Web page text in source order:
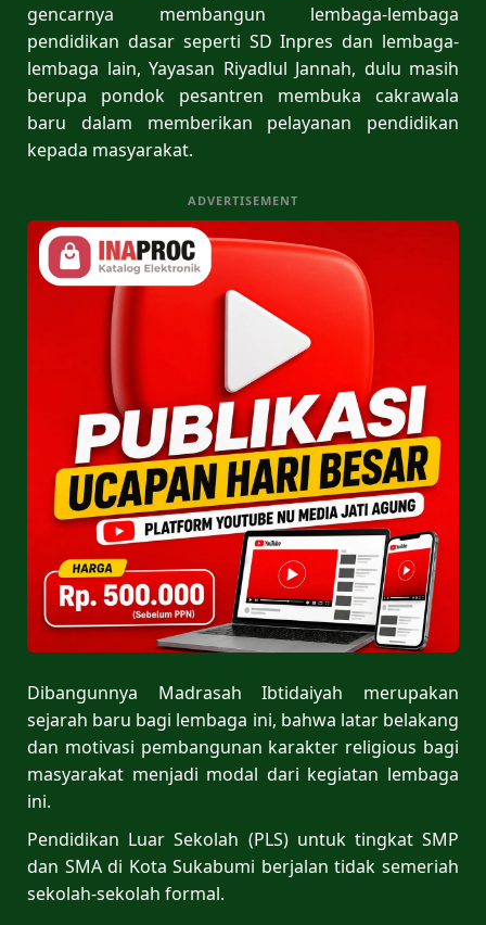
gencarnya membangun lembaga-lembaga
pendidikan dasar seperti SD Inpres dan lembaga-
lembaga lain, Yayasan Riyadlul Jannah, dulu masih
berupa pondok pesantren membuka cakrawala
baru dalam memberikan pelayanan pendidikan
kepada masyarakat.
ADVERTISEMENT
Dibangunnya Madrasah Ibtidaiyah merupakan
sejarah baru bagi lembaga ini, bahwa latar belakang
dan motivasi pembangunan karakter religious bagi
masyarakat menjadi modal dari kegiatan lembaga
ini.
Pendidikan Luar Sekolah (PLS) untuk tingkat SMP
dan SMA di Kota Sukabumi berjalan tidak semeriah
sekolah-sekolah formal.